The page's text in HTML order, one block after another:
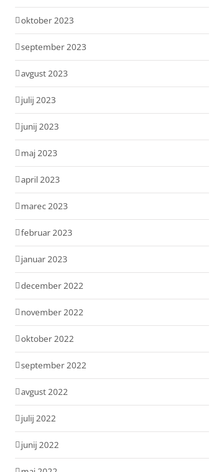
oktober 2023
september 2023
avgust 2023
julij 2023
junij 2023
maj 2023
april 2023
marec 2023
februar 2023
januar 2023
december 2022
november 2022
oktober 2022
september 2022
avgust 2022
julij 2022
junij 2022